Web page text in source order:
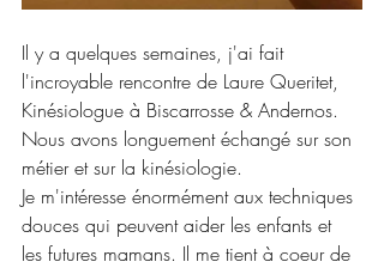
Il y a quelques semaines, j'ai fait
l'incroyable rencontre de Laure Queritet,
Kinésiologue à Biscarrosse & Andernos.
Nous avons longuement échangé sur son
métier et sur la kinésiologie.
Je m'intéresse énormément aux techniques
douces qui peuvent aider les enfants et
les futures mamans. Il me tient à coeur de